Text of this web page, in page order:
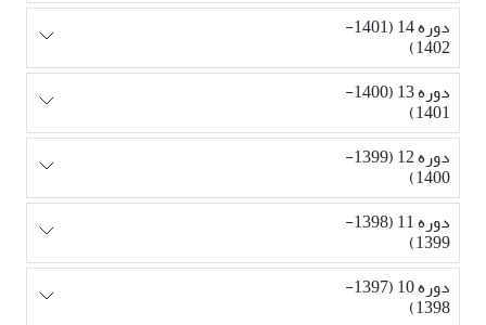
دوره 14 (1401-
1402)
دوره 13 (1400-
1401)
دوره 12 (1399-
1400)
دوره 11 (1398-
1399)
دوره 10 (1397-
1398)